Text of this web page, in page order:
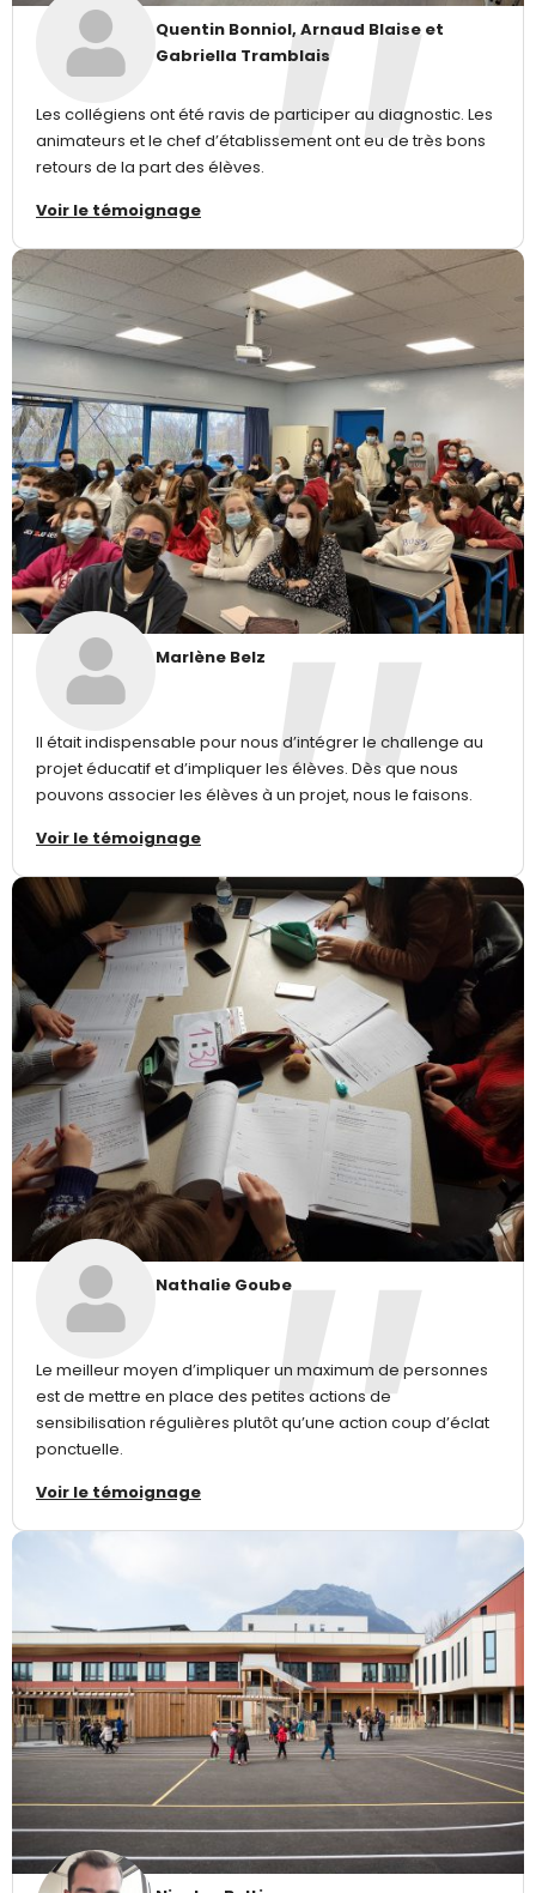
Quentin Bonniol, Arnaud Blaise et
Gabriella Tramblais
Les collégiens ont été ravis de participer au diagnostic. Les
animateurs et le chef d’établissement ont eu de très bons
retours de la part des élèves.
Voir le témoignage
Marlène Belz
Il était indispensable pour nous d’intégrer le challenge au
projet éducatif et d’impliquer les élèves. Dès que nous
pouvons associer les élèves à un projet, nous le faisons.
Voir le témoignage
Nathalie Goube
Le meilleur moyen d’impliquer un maximum de personnes
est de mettre en place des petites actions de
sensibilisation régulières plutôt qu’une action coup d’éclat
ponctuelle.
Voir le témoignage